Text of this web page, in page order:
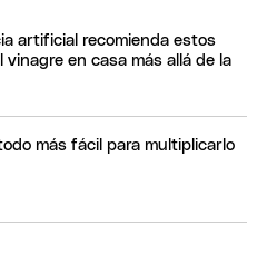
artificial recomienda estos
vinagre en casa más allá de la
más fácil para multiplicarlo